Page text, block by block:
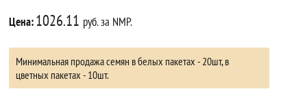
Цена:1026.11 руб. за NMP.
Минимальная продажа семян в белых пакетах - 20шт, в
цветных пакетах - 10шт.